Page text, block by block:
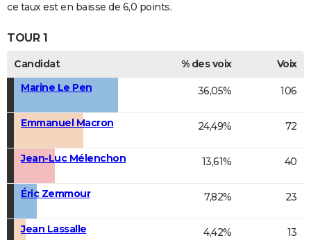
ce taux est en baisse de 6,0 points.
TOUR 1
Candidat % des voix
Voix
Marine Le Pen
36,05% 106
Emmanuel Macron 24,49% 72
Jean-Luc Mélenchon 13,61% 40
Éric Zemmour 7,82% 23
Jean Lassalle 4,42% 13